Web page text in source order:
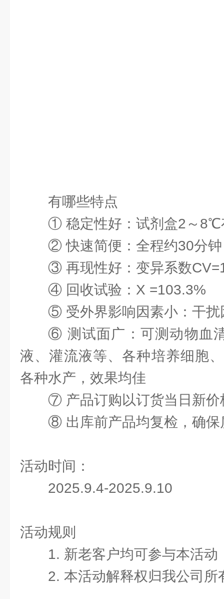
有哪些特点
① 稳定性好：试剂盒2～8℃
② 快速简便：全程约30分
③ 再现性好：变异系数
④ 回收试验：X =103.3%
⑤ 受外界影响因素小：干扰
⑥ 测试面广：可测动物血
液、灌流液等、各种培养细胞
各种水产，效果均佳
⑦ 产品订购以订货当日新价
⑧ 出库前产品均复检，确保
活动时间：
2025.9.4-2025.9.10
活动规则
1. 新老客户均可参与本活动
2. 本活动解释权归我公司所